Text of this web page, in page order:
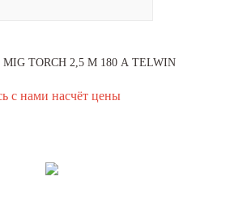
TORCH 2,5 М 180 А TELWIN
с нами насчёт цены